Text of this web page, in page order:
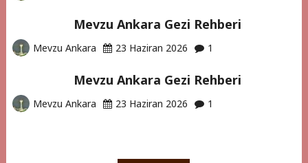
Mevzu Ankara Gezi Rehberi
Mevzu Ankara 23 Haziran 2026 1
Mevzu Ankara Gezi Rehberi
Mevzu Ankara 23 Haziran 2026 1